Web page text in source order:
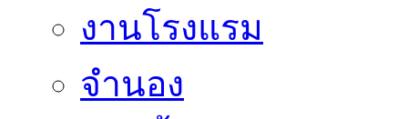
งานโรงแรม
จำนอง